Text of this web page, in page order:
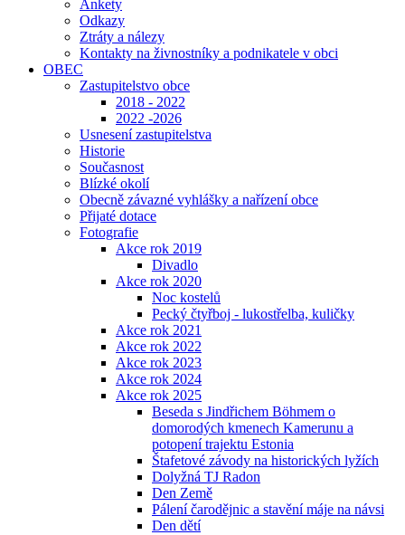
Ankety
Odkazy
Ztráty a nálezy
Kontakty na živnostníky a podnikatele v obci
OBEC
Zastupitelstvo obce
2018 - 2022
2022 -2026
Usnesení zastupitelstva
Historie
Současnost
Blízké okolí
Obecně závazné vyhlášky a nařízení obce
Přijaté dotace
Fotografie
Akce rok 2019
Divadlo
Akce rok 2020
Noc kostelů
Pecký čtyřboj - lukostřelba, kuličky
Akce rok 2021
Akce rok 2022
Akce rok 2023
Akce rok 2024
Akce rok 2025
Beseda s Jindřichem Böhmem o
domorodých kmenech Kamerunu a
potopení trajektu Estonia
Štafetové závody na historických lyžích
Dolyžná TJ Radon
Den Země
Pálení čarodějnic a stavění máje na návsi
Den dětí